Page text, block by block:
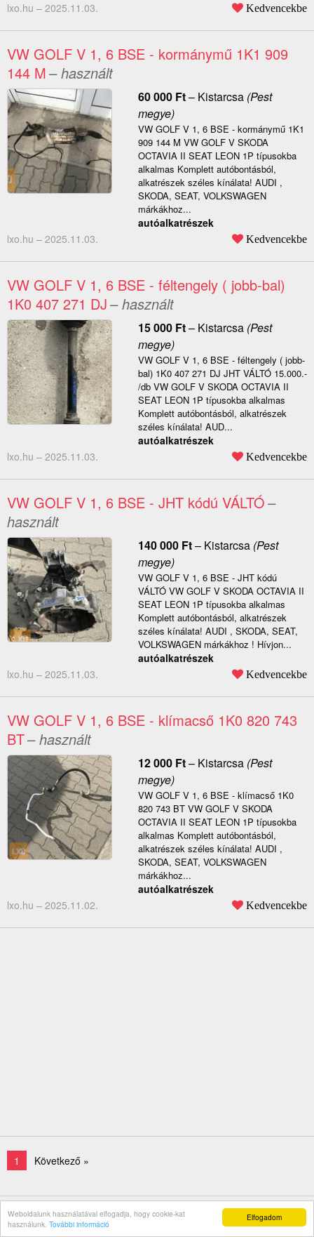
Elfogadom
Weboldalunk használatával elfogadja, hogy cookie-kat
használunk. További információ
lxo.hu – 2025.11.03. Kedvencekbe
VW GOLF V 1, 6 BSE - kormánymű 1K1 909
144 M– használt
60 000 Ft– Kistarcsa(Pest
megye)
VW GOLF V 1, 6 BSE - kormánymű 1K1
909 144 M VW GOLF V SKODA
OCTAVIA II SEAT LEON 1P típusokba
alkalmas Komplett autóbontásból,
alkatrészek széles kínálata! AUDI ,
SKODA, SEAT, VOLKSWAGEN
márkákhoz...
autóalkatrészek
lxo.hu – 2025.11.03. Kedvencekbe
VW GOLF V 1, 6 BSE - féltengely ( jobb-bal)
1K0 407 271 DJ– használt
15 000 Ft– Kistarcsa(Pest
megye)
VW GOLF V 1, 6 BSE - féltengely ( jobb-
bal) 1K0 407 271 DJ JHT VÁLTÓ 15.000.-
/db VW GOLF V SKODA OCTAVIA II
SEAT LEON 1P típusokba alkalmas
Komplett autóbontásból, alkatrészek
széles kínálata! AUD...
autóalkatrészek
lxo.hu – 2025.11.03. Kedvencekbe
VW GOLF V 1, 6 BSE - JHT kódú VÁLTÓ–
használt
140 000 Ft– Kistarcsa(Pest
megye)
VW GOLF V 1, 6 BSE - JHT kódú
VÁLTÓ VW GOLF V SKODA OCTAVIA II
SEAT LEON 1P típusokba alkalmas
Komplett autóbontásból, alkatrészek
széles kínálata! AUDI , SKODA, SEAT,
VOLKSWAGEN márkákhoz ! Hívjon...
autóalkatrészek
lxo.hu – 2025.11.03. Kedvencekbe
VW GOLF V 1, 6 BSE - klímacső 1K0 820 743
BT– használt
12 000 Ft– Kistarcsa(Pest
megye)
VW GOLF V 1, 6 BSE - klímacső 1K0
820 743 BT VW GOLF V SKODA
OCTAVIA II SEAT LEON 1P típusokba
alkalmas Komplett autóbontásból,
alkatrészek széles kínálata! AUDI ,
SKODA, SEAT, VOLKSWAGEN
márkákhoz...
autóalkatrészek
lxo.hu – 2025.11.02. Kedvencekbe
1 Következő »